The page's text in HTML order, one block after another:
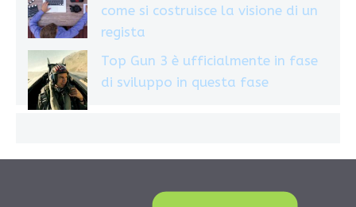
come si costruisce la visione di un
regista
Top Gun 3 è ufficialmente in fase
di sviluppo in questa fase